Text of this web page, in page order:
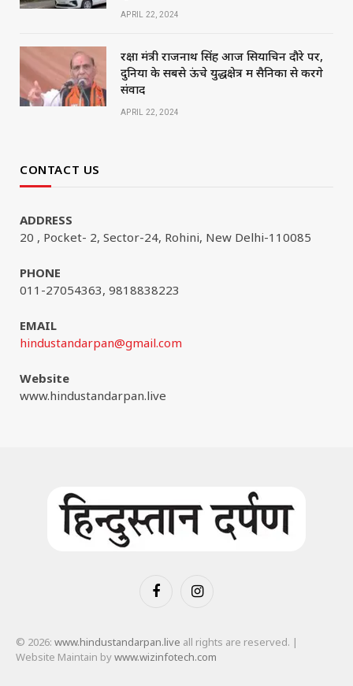
APRIL 22, 2024
रक्षा मंत्री राजनाथ सिंह आज सियाचिन दौरे पर,
दुनिया के सबसे ऊंचे युद्धक्षेत्र में सैनिकों से करेंगे
संवाद
APRIL 22, 2024
CONTACT US
ADDRESS
20 , Pocket- 2, Sector-24, Rohini, New Delhi-110085
PHONE
011-27054363, 9818838223
EMAIL
hindustandarpan@gmail.com
Website
www.hindustandarpan.live
FacebookInstagram
© 2026: www.hindustandarpan.live all rights are reserved. |
Website Maintain bywww.wizinfotech.com